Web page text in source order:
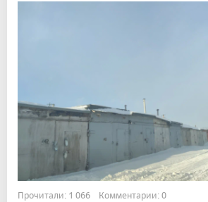
Прочитали: 1 066 Комментарии: 0